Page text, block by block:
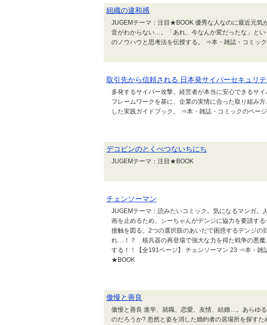
組織の違和感
JUGEMテーマ：注目★BOOK 優秀な人なのに最近元気
音がわからない…。「あれ、今なんか変だったな」と
のノウハウと思考法を伝授する。 ⇒本・雑誌・コミッ
取引先から信頼される 日本発サイバーセキュリ
多発するサイバー攻撃。経営者が本当に安心できるサ
フレームワークを基に、企業の実情に合った取り組み
した実践ガイドブック。 ⇒本・雑誌・コミックのペー
デコピンのとくべつないちにち
JUGEMテーマ：注目★BOOK
チェンソーマン
JUGEMテーマ：読みたいコミック。気になるマンガ。
画を止めるため、シーちゃんがデンジに協力を要請す
接触を図る。2つの選択肢のあいだで困惑するデンジの
れ…！？ 核兵器の再登場で強大な力を得た戦争の悪魔
する！！【全191ページ】 チェンソーマン 23 ⇒本・雑
★BOOK
傲慢と善良
傲慢と善良 進学、就職、恋愛、友情、結婚…。あらゆ
のだろうか? 忽然と姿を消した婚約者の居場所を探す